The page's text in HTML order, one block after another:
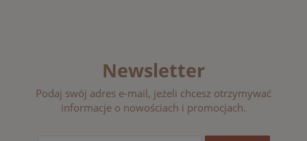
Newsletter
Podaj swój adres e-mail, jeżeli chcesz otrzymywać
informacje o nowościach i promocjach.